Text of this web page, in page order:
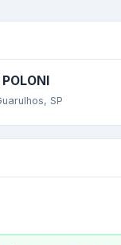
SP